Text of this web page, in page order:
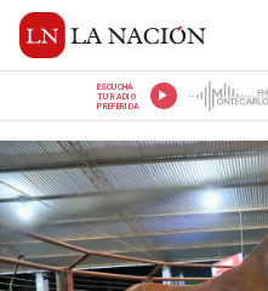
ESCUCHÁ
TU RADIO
PREFERIDA